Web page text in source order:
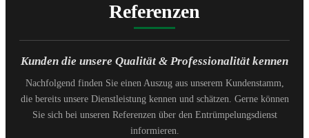
Referenzen
Kunden die unsere Qualität & Professionalität kennen
Nachfolgend finden Sie einen Auszug aus unserem Kundenstamm,
die bereits unsere Dienstleistung kennen und schätzen. Gerne können
Sie sich bei unseren Referenzen über den Entrümpelungsdienst
informieren.